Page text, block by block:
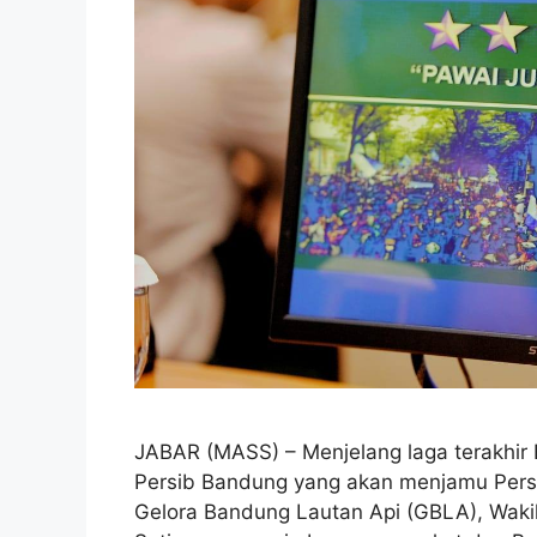
JABAR (MASS) – Menjelang laga
Persib Bandung yang akan menjamu
Gelora Bandung Lautan Api (GBLA),